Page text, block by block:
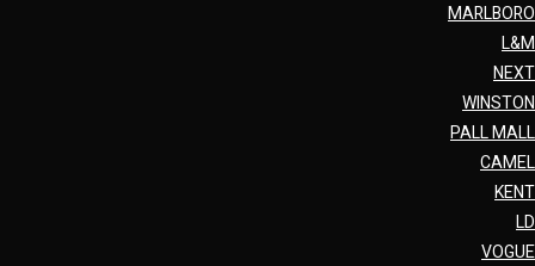
MARLBORO
L&M
NEXT
WINSTON
PALL MALL
CAMEL
KENT
LD
VOGUE